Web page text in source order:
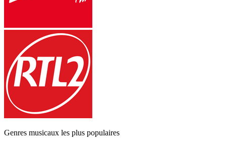
Genres musicaux les plus populaires